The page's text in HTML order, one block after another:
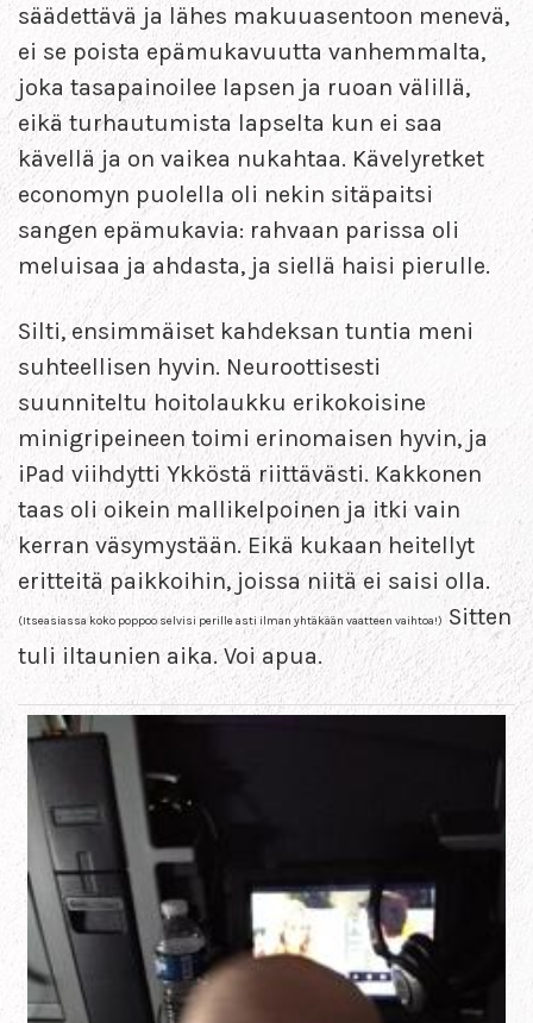
säädettävä ja lähes makuuasentoon menevä,
ei se poista epämukavuutta vanhemmalta,
joka tasapainoilee lapsen ja ruoan välillä,
eikä turhautumista lapselta kun ei saa
kävellä ja on vaikea nukahtaa. Kävelyretket
economyn puolella oli nekin sitäpaitsi
sangen epämukavia: rahvaan parissa oli
meluisaa ja ahdasta, ja siellä haisi pierulle.
Silti, ensimmäiset kahdeksan tuntia meni
suhteellisen hyvin. Neuroottisesti
suunniteltu hoitolaukku erikokoisine
minigripeineen toimi erinomaisen hyvin, ja
iPad viihdytti Ykköstä riittävästi. Kakkonen
taas oli oikein mallikelpoinen ja itki vain
kerran väsymystään. Eikä kukaan heitellyt
eritteitä paikkoihin, joissa niitä ei saisi olla.
(Itseasiassa koko poppoo selvisi perille asti ilman yhtäkään vaatteen vaihtoa!) Sitten
tuli iltaunien aika. Voi apua.